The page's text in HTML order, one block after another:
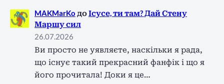
MAKMarKo доІсусе, ти там? Дай Стену
Маршу сил
26.07.2026
Ви просто не уявляєте, наскільки я рада,
що існує такий прекрасний фанфік і що я
його прочитала! Доки я це…